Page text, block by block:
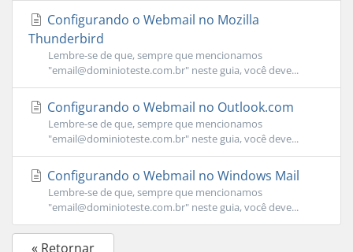
Configurando o Webmail no Mozilla
Thunderbird
Lembre-se de que, sempre que mencionamos
"email@dominioteste.com.br" neste guia, você deve...
Configurando o Webmail no Outlook.com
Lembre-se de que, sempre que mencionamos
"email@dominioteste.com.br" neste guia, você deve...
Configurando o Webmail no Windows Mail
Lembre-se de que, sempre que mencionamos
"email@dominioteste.com.br" neste guia, você deve...
« Retornar